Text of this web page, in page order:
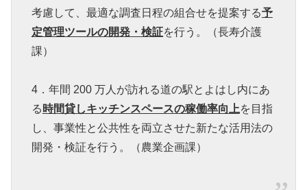
考慮して、最適な調査日程の組合せを提案する予
定管理ツールの開発・検証を行う。（長寿介護
課）
4．年間 200 万人が訪れる道の駅とよはし内にあ
る時間貸しキッチンスペースの稼働率向上を目指
し、事業性と公共性を両立させた新たな活用法の
開発・検証を行う。（農業企画課）